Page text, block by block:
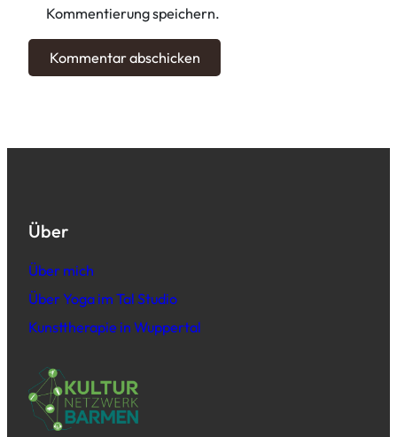
Kommentierung speichern.
Über
Über mich
Über Yoga im Tal Studio
Kunsttherapie in Wuppertal